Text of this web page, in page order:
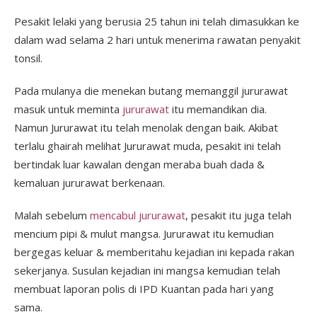
Pesakit lelaki yang berusia 25 tahun ini telah dimasukkan ke
dalam wad selama 2 hari untuk menerima rawatan penyakit
tonsil.
Pada mulanya die menekan butang memanggil jururawat
masuk untuk meminta jururawat itu memandikan dia.
Namun Jururawat itu telah menolak dengan baik. Akibat
terlalu ghairah melihat Jururawat muda, pesakit ini telah
bertindak luar kawalan dengan meraba buah dada &
kemaluan jururawat berkenaan.
Malah sebelum mencabul jururawat, pesakit itu juga telah
mencium pipi & mulut mangsa. Jururawat itu kemudian
bergegas keluar & memberitahu kejadian ini kepada rakan
sekerjanya. Susulan kejadian ini mangsa kemudian telah
membuat laporan polis di IPD Kuantan pada hari yang
sama.